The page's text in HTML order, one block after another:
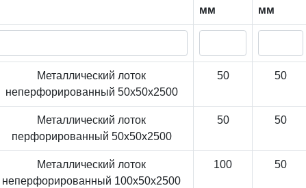
мм
мм
Металлический лоток
неперфорированный 50x50x2500
50 50
Металлический лоток
перфорированный 50x50x2500
50 50
Металлический лоток
неперфорированный 100x50x2500
100 50